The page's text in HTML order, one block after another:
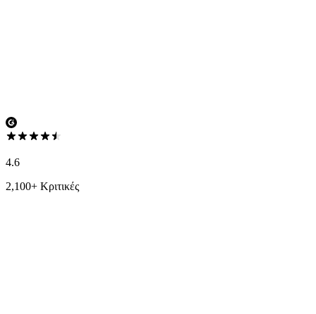
4.6
2,100+ Κριτικές